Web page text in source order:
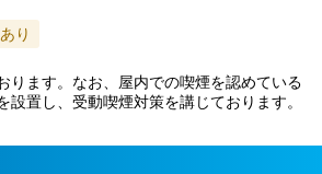
り
ります。なお、屋内での喫煙を認めている
設置し、受動喫煙対策を講じております。